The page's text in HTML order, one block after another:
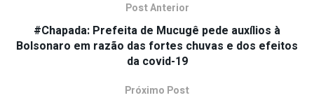
Post Anterior
#Chapada: Prefeita de Mucugê pede auxílios à
Bolsonaro em razão das fortes chuvas e dos efeitos
da covid-19
Próximo Post